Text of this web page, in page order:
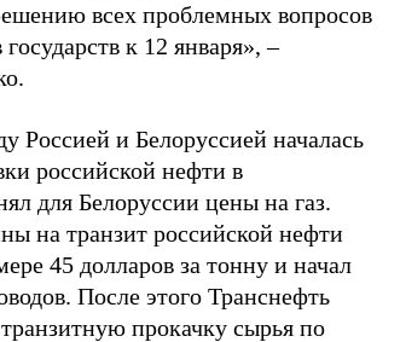
всех проблемных вопросов
к 12 января», –
Россией и Белоруссией началась
российской нефти в
для Белоруссии цены на газ.
на транзит российской нефти
45 долларов за тонну и начал
После этого Транснефть
прокачку сырья по